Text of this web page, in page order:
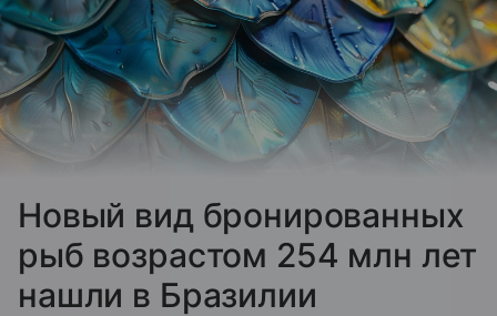
Новый вид бронированных
рыб возрастом 254 млн лет
нашли в Бразилии